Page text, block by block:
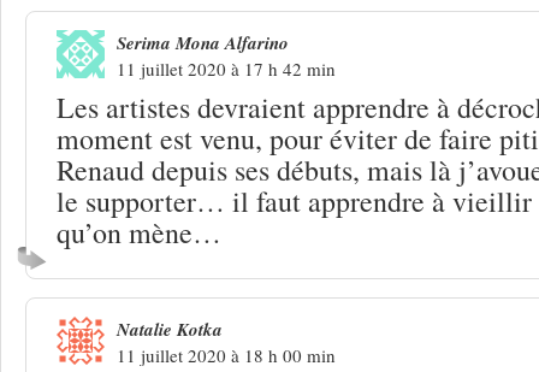
Serima Mona Alfarino
11 juillet 2020 à 17 h 42 min
Les artistes devraient apprendre à
moment est venu, pour éviter de faire
Renaud depuis ses débuts, mais là
le supporter… il faut apprendre à vieillir
qu’on mène…
Natalie Kotka
11 juillet 2020 à 18 h 00 min